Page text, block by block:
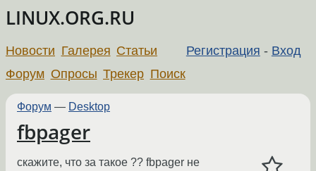
LINUX.ORG.RU
Регистрация - Вход
Новости Галерея Статьи
Форум Опросы Трекер Поиск
Форум — Desktop
fbpager
скажите, что за такое ?? fbpager не